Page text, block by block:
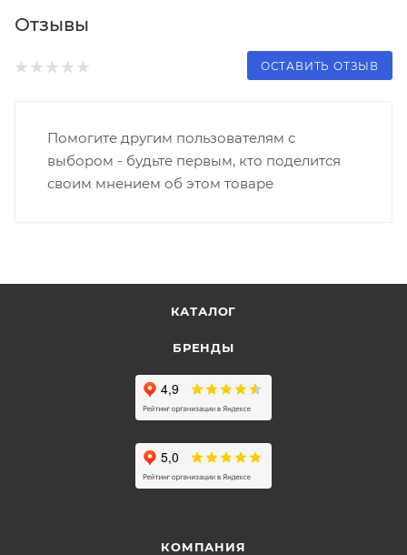
Отзывы
ОСТАВИТЬ ОТЗЫВ
Помогите другим пользователям с
выбором - будьте первым, кто поделится
своим мнением об этом товаре
КАТАЛОГ
БРЕНДЫ
КОМПАНИЯ